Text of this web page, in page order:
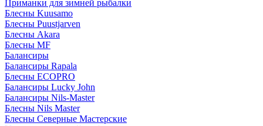
Приманки для зимней рыбалки
Блесны Kuusamo
Блесны Puustjarven
Блесны Akara
Блесны MF
Балансиры
Балансиры Rapala
Блесны ECOPRO
Балансиры Lucky John
Балансиры Nils-Master
Блесны Nils Master
Блесны Северные Мастерские